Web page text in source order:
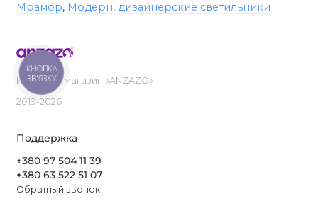
Мрамор, Модерн, дизайнерские светильники
Интернет-магазин «ANZAZO»
2019-2026
Поддержка
+380 97 504 11 39
+380 63 522 51 07
Обратный звонок
КНОПКА
ЗВ'ЯЗКУ